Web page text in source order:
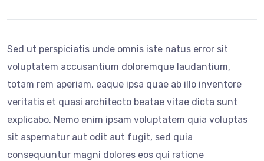
Sed ut perspiciatis unde omnis iste natus error sit
voluptatem accusantium doloremque laudantium,
totam rem aperiam, eaque ipsa quae ab illo inventore
veritatis et quasi architecto beatae vitae dicta sunt
explicabo. Nemo enim ipsam voluptatem quia voluptas
sit aspernatur aut odit aut fugit, sed quia
consequuntur magni dolores eos qui ratione